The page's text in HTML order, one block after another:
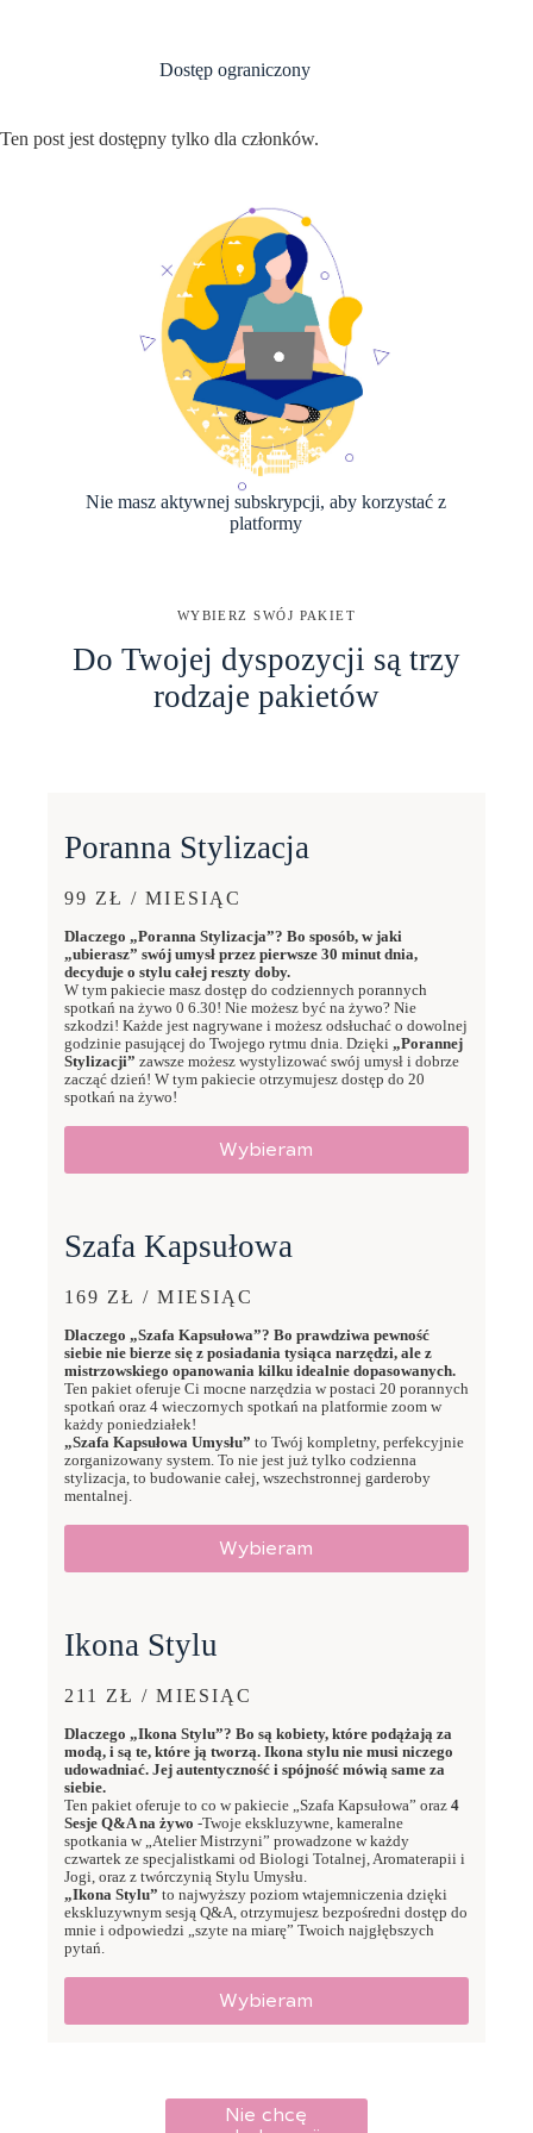
Dostęp ograniczony
Ten post jest dostępny tylko dla członków.
Nie masz aktywnej subskrypcji, aby korzystać z
platformy
WYBIERZ SWÓJ PAKIET
Do Twojej dyspozycji są trzy
rodzaje pakietów
Poranna Stylizacja
99 ZŁ / MIESIĄC
Dlaczego „Poranna Stylizacja”? Bo sposób, w jaki
„ubierasz” swój umysł przez pierwsze 30 minut dnia,
decyduje o stylu całej reszty doby.
W tym pakiecie masz dostęp do codziennych porannych
spotkań na żywo 0 6.30! Nie możesz być na żywo? Nie
szkodzi! Każde jest nagrywane i możesz odsłuchać o dowolnej
godzinie pasującej do Twojego rytmu dnia. Dzięki „Porannej
Stylizacji” zawsze możesz wystylizować swój umysł i dobrze
zacząć dzień! W tym pakiecie otrzymujesz dostęp do 20
spotkań na żywo!
Wybieram
Szafa Kapsułowa
169 ZŁ / MIESIĄC
Dlaczego „Szafa Kapsułowa”? Bo prawdziwa pewność
siebie nie bierze się z posiadania tysiąca narzędzi, ale z
mistrzowskiego opanowania kilku idealnie dopasowanych.
Ten pakiet oferuje Ci mocne narzędzia w postaci 20 porannych
spotkań oraz 4 wieczornych spotkań na platformie zoom w
każdy poniedziałek!
„Szafa Kapsułowa Umysłu” to Twój kompletny, perfekcyjnie
zorganizowany system. To nie jest już tylko codzienna
stylizacja, to budowanie całej, wszechstronnej garderoby
mentalnej.
Wybieram
Ikona Stylu
211 ZŁ / MIESIĄC
Dlaczego „Ikona Stylu”? Bo są kobiety, które podążają za
modą, i są te, które ją tworzą. Ikona stylu nie musi niczego
udowadniać. Jej autentyczność i spójność mówią same za
siebie.
Ten pakiet oferuje to co w pakiecie „Szafa Kapsułowa” oraz 4
Sesje Q&A na żywo -Twoje ekskluzywne, kameralne
spotkania w „Atelier Mistrzyni” prowadzone w każdy
czwartek ze specjalistkami od Biologi Totalnej, Aromaterapii i
Jogi, oraz z twórczynią Stylu Umysłu.
„Ikona Stylu” to najwyższy poziom wtajemniczenia dzięki
ekskluzywnym sesją Q&A, otrzymujesz bezpośredni dostęp do
mnie i odpowiedzi „szyte na miarę” Twoich najgłębszych
pytań.
Wybieram
Nie chcę